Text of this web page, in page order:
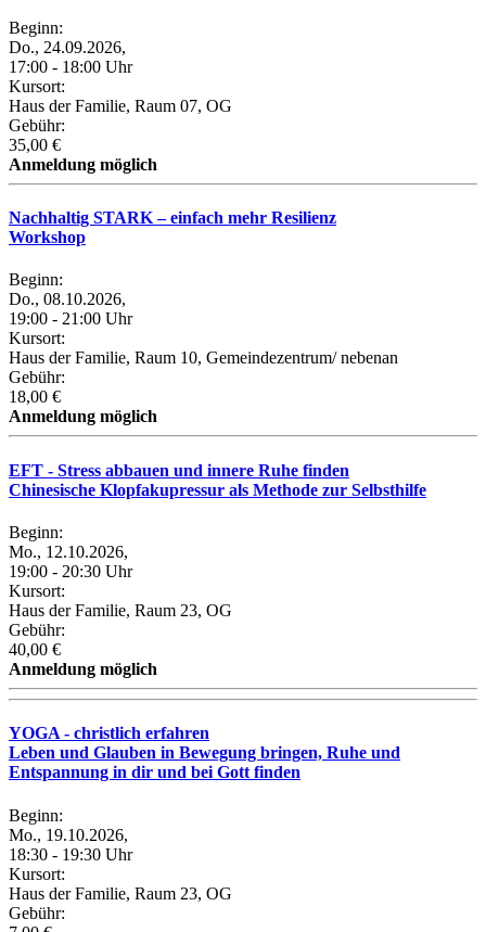
Beginn:
Do., 24.09.2026,
17:00 - 18:00 Uhr
Kursort:
Haus der Familie, Raum 07, OG
Gebühr:
35,00 €
Anmeldung möglich
Nachhaltig STARK – einfach mehr Resilienz
Workshop
Beginn:
Do., 08.10.2026,
19:00 - 21:00 Uhr
Kursort:
Haus der Familie, Raum 10, Gemeindezentrum/ nebenan
Gebühr:
18,00 €
Anmeldung möglich
EFT - Stress abbauen und innere Ruhe finden
Chinesische Klopfakupressur als Methode zur Selbsthilfe
Beginn:
Mo., 12.10.2026,
19:00 - 20:30 Uhr
Kursort:
Haus der Familie, Raum 23, OG
Gebühr:
40,00 €
Anmeldung möglich
YOGA - christlich erfahren
Leben und Glauben in Bewegung bringen, Ruhe und
Entspannung in dir und bei Gott finden
Beginn:
Mo., 19.10.2026,
18:30 - 19:30 Uhr
Kursort:
Haus der Familie, Raum 23, OG
Gebühr: